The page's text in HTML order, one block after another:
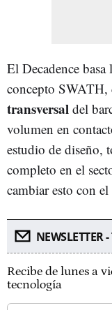
El Decadence
concepto SWATH,
transversal del
volumen en
estudio de diseño,
completo en el
cambiar esto con
NEWSLETTER
Recibe de lunes a
tecnología